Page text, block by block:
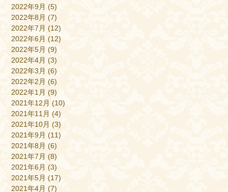
2022年9月 (5)
2022年8月 (7)
2022年7月 (12)
2022年6月 (12)
2022年5月 (9)
2022年4月 (3)
2022年3月 (6)
2022年2月 (6)
2022年1月 (9)
2021年12月 (10)
2021年11月 (4)
2021年10月 (3)
2021年9月 (11)
2021年8月 (6)
2021年7月 (8)
2021年6月 (3)
2021年5月 (17)
2021年4月 (7)